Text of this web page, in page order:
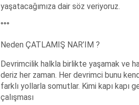
yaşatacağımıza dair söz veriyoruz.
°°°
Neden ÇATLAMIŞ NAR’IM ?
Devrimcilik halkla birlikte yaşamak ve
deriz her zaman. Her devrimci bunu
farklı yollarla somutlar. Kimi kapı kapı
çalışması